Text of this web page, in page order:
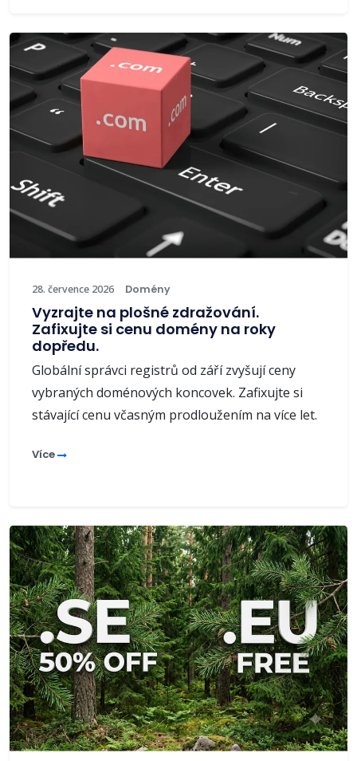
28. července 2026 Domény
Vyzrajte na plošné zdražování.
Zafixujte si cenu domény na roky
dopředu.
Globální správci registrů od září zvyšují ceny
vybraných doménových koncovek. Zafixujte si
stávající cenu včasným prodloužením na více let.
Více